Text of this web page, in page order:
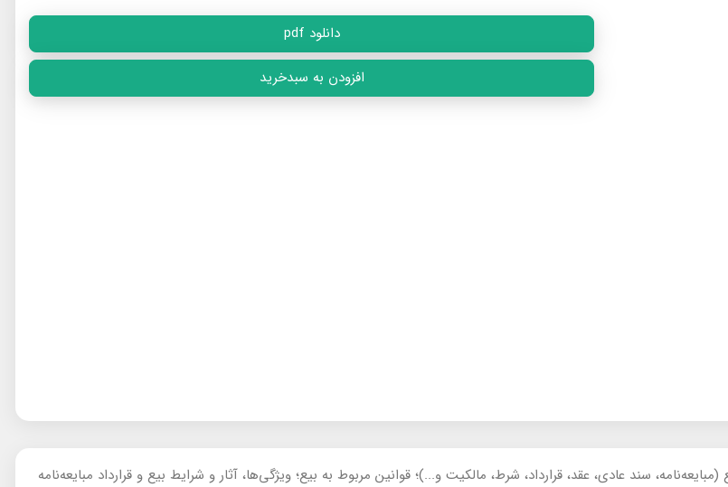
دانلود pdf
افزودن به سبدخرید
سند عادی، عقد، قرارداد، شرط، مالکیت و...)؛ قوانین مربوط به بیع؛ ویژگی‌ها، آثار و شرایط بیع و قرارداد مبایعه‌نامه